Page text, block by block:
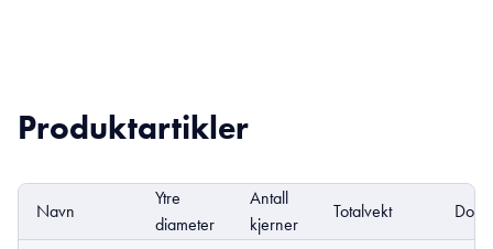
Produktartikler
Navn
Ytre
diameter
Antall
kjerner
Totalvekt DoP